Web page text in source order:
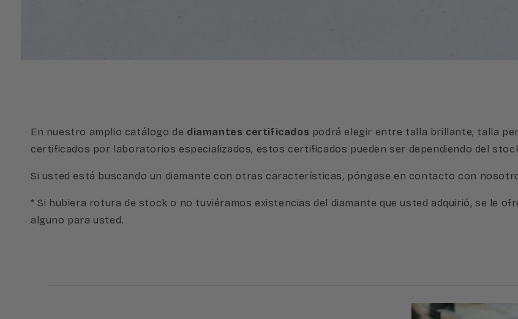
modal
En nuestro amplio catálogo de diamantes certificados podrá elegir entre talla brillante, talla
certificados por laboratorios especializados, estos certificados pueden ser dependiendo del
Si usted está buscando un diamante con otras características, póngase en contacto con
* Si hubiera rotura de stock o no tuviéramos existencias del diamante que usted adquirió, se le
alguno para usted.